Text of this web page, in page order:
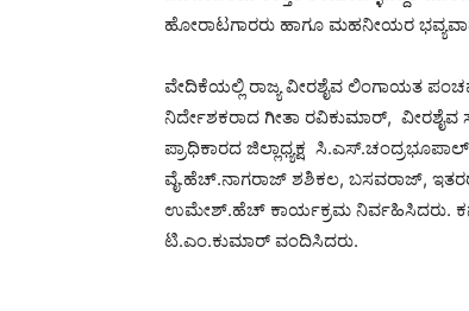
ಹೋರಾಟಗಾರರು ಹಾಗೂ ಮಹನೀಯರ
ವೇದಿಕೆಯಲ್ಲಿ ರಾಜ್ಯ ವೀರಶೈವ ಲಿಂಗಾಯತ
ನಿರ್ದೇಶಕರಾದ ಗೀತಾ ರವಿಕುಮಾರ್,
ಪ್ರಾಧಿಕಾರದ ಜಿಲ್ಲಾಧ್ಯಕ್ಷ
ವೈ.ಹೆಚ್.ನಾಗರಾಜ್ ಶಶಿಕಲ, ಬಸವರಾಜ್,
ಉಮೇಶ್.ಹೆಚ್ ಕಾರ್ಯಕ್ರಮ ನಿರ್ವಹಿಸಿದರು.
ಟಿ.ಎಂ.ಕುಮಾರ್ ವಂದಿಸಿದರು.